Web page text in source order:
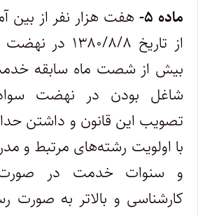
ماده ۵-
هفت هزار نفر از بین
از تاریخ ۱۳۸۰/
بیش از شصت ماه سابقه
شاغل بودن در نهضت
تصویب این قانون و داشتن
با اولویت رشته‌های مرتبط و
و سنوات خدمت در
کارشناسی و بالاتر به